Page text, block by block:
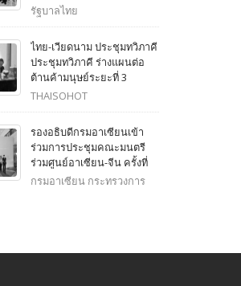
รัฐบาลไทย
ไทย-เวียดนาม ประชุมทวิภาคี
ประชุมทวิภาคี ร่างแผนต่อ
ต้านค้ามนุษย์ระยะที่ 3
THAISOHOT
รองอธิบดีกรมอาเซียนเข้า
ร่วมการประชุมคณะมนตรี
ร่วมศูนย์อาเซียน-จีน ครั้งที่
15 และกิจกรรมที่เกี่ยวข้อง ณ
กรมอาเซียน กระทรวงการ